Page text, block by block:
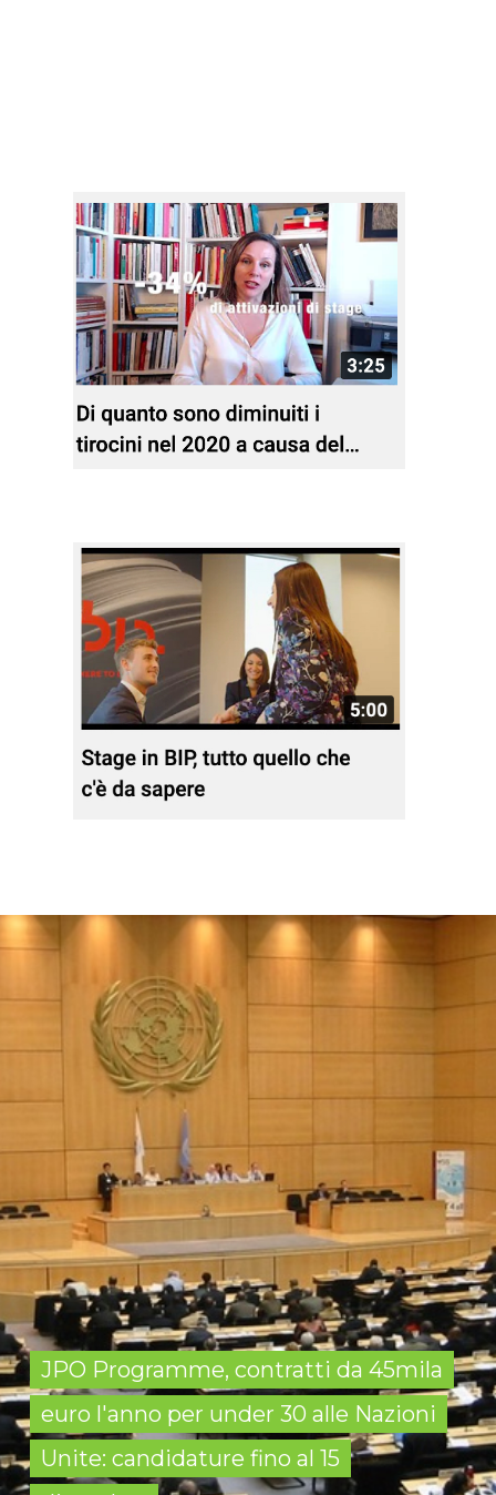
JPO Programme, contratti da 45mila
euro l'anno per under 30 alle Nazioni
Unite: candidature fino al 15